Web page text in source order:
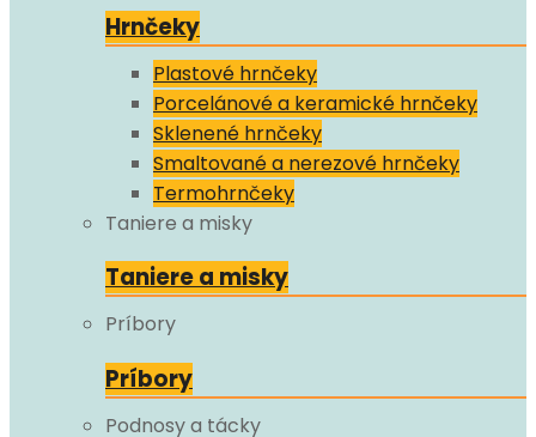
Hrnčeky
Plastové hrnčeky
Porcelánové a keramické hrnčeky
Sklenené hrnčeky
Smaltované a nerezové hrnčeky
Termohrnčeky
Taniere a misky
Taniere a misky
Príbory
Príbory
Podnosy a tácky